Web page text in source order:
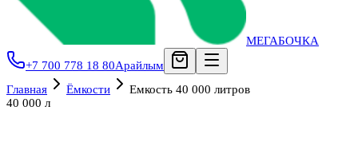
МЕГАБОЧКА
+7 700 778 18 80Арайлым
Главная
Ёмкости
Емкость 40 000 литров
40 000 л